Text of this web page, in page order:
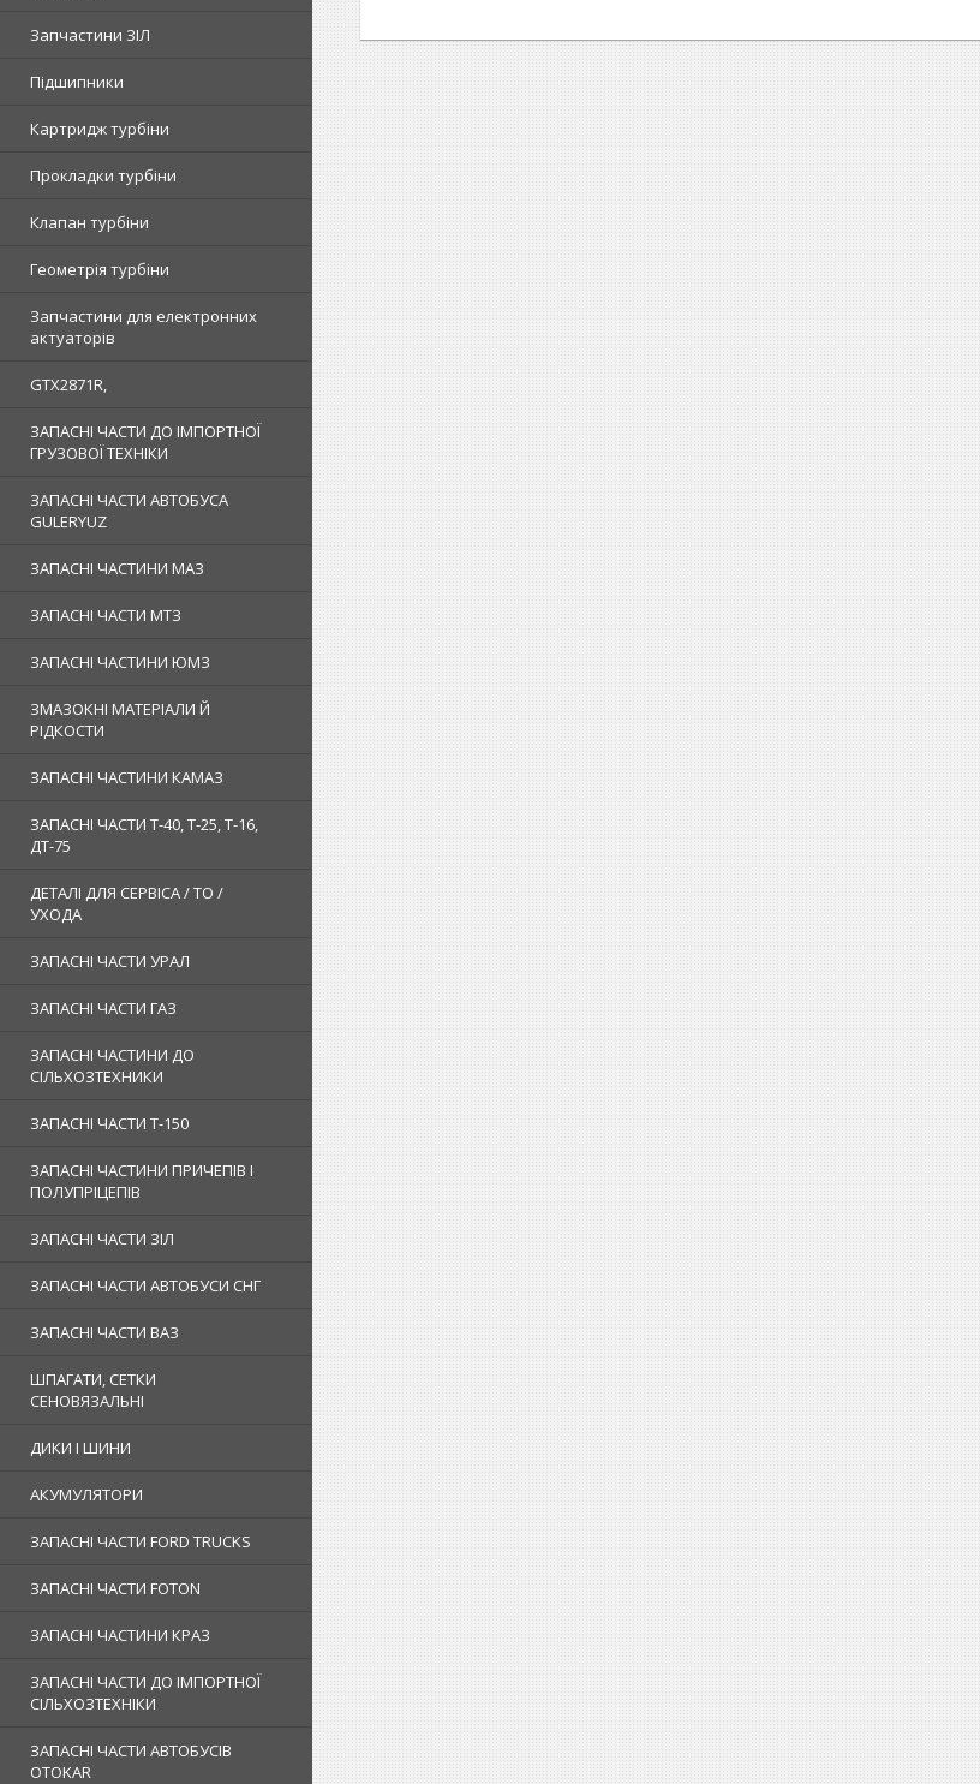
Запчастини ЗІЛ
Підшипники
Картридж турбіни
Прокладки турбіни
Клапан турбіни
Геометрія турбіни
Запчастини для електронних
актуаторів
GTX2871R,
ЗАПАСНІ ЧАСТИ ДО ІМПОРТНОЇ
ГРУЗОВОЇ ТЕХНІКИ
ЗАПАСНІ ЧАСТИ АВТОБУСА
GULERYUZ
ЗАПАСНІ ЧАСТИНИ МАЗ
ЗАПАСНІ ЧАСТИ МТЗ
ЗАПАСНІ ЧАСТИНИ ЮМЗ
ЗМАЗОКНІ МАТЕРІАЛИ Й
РІДКОСТИ
ЗАПАСНІ ЧАСТИНИ КАМАЗ
ЗАПАСНІ ЧАСТИ Т-40, Т-25, Т-16,
ДТ-75
ДЕТАЛІ ДЛЯ СЕРВІСА / ТО /
УХОДА
ЗАПАСНІ ЧАСТИ УРАЛ
ЗАПАСНІ ЧАСТИ ГАЗ
ЗАПАСНІ ЧАСТИНИ ДО
СІЛЬХОЗТЕХНИКИ
ЗАПАСНІ ЧАСТИ Т-150
ЗАПАСНІ ЧАСТИНИ ПРИЧЕПІВ І
ПОЛУПРІЦЕПІВ
ЗАПАСНІ ЧАСТИ ЗІЛ
ЗАПАСНІ ЧАСТИ АВТОБУСИ СНГ
ЗАПАСНІ ЧАСТИ ВАЗ
ШПАГАТИ, СЕТКИ
СЕНОВЯЗАЛЬНІ
ДИКИ І ШИНИ
АКУМУЛЯТОРИ
ЗАПАСНІ ЧАСТИ FORD TRUCKS
ЗАПАСНІ ЧАСТИ FOTON
ЗАПАСНІ ЧАСТИНИ КРАЗ
ЗАПАСНІ ЧАСТИ ДО ІМПОРТНОЇ
СІЛЬХОЗТЕХНІКИ
ЗАПАСНІ ЧАСТИ АВТОБУСІВ
OTOKAR